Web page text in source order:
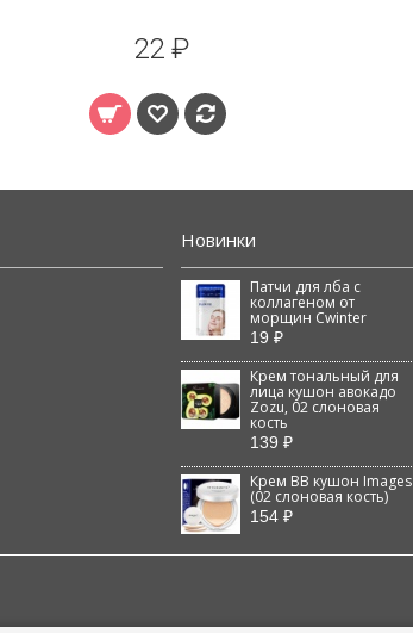
22 ₽
Новинки
Патчи для лба с
коллагеном от
морщин Cwinter
19 ₽
Крем тональный для
лица кушон авокадо
Zozu, 02 слоновая
кость
139 ₽
Крем BB кушон Images
(02 слоновая кость)
154 ₽